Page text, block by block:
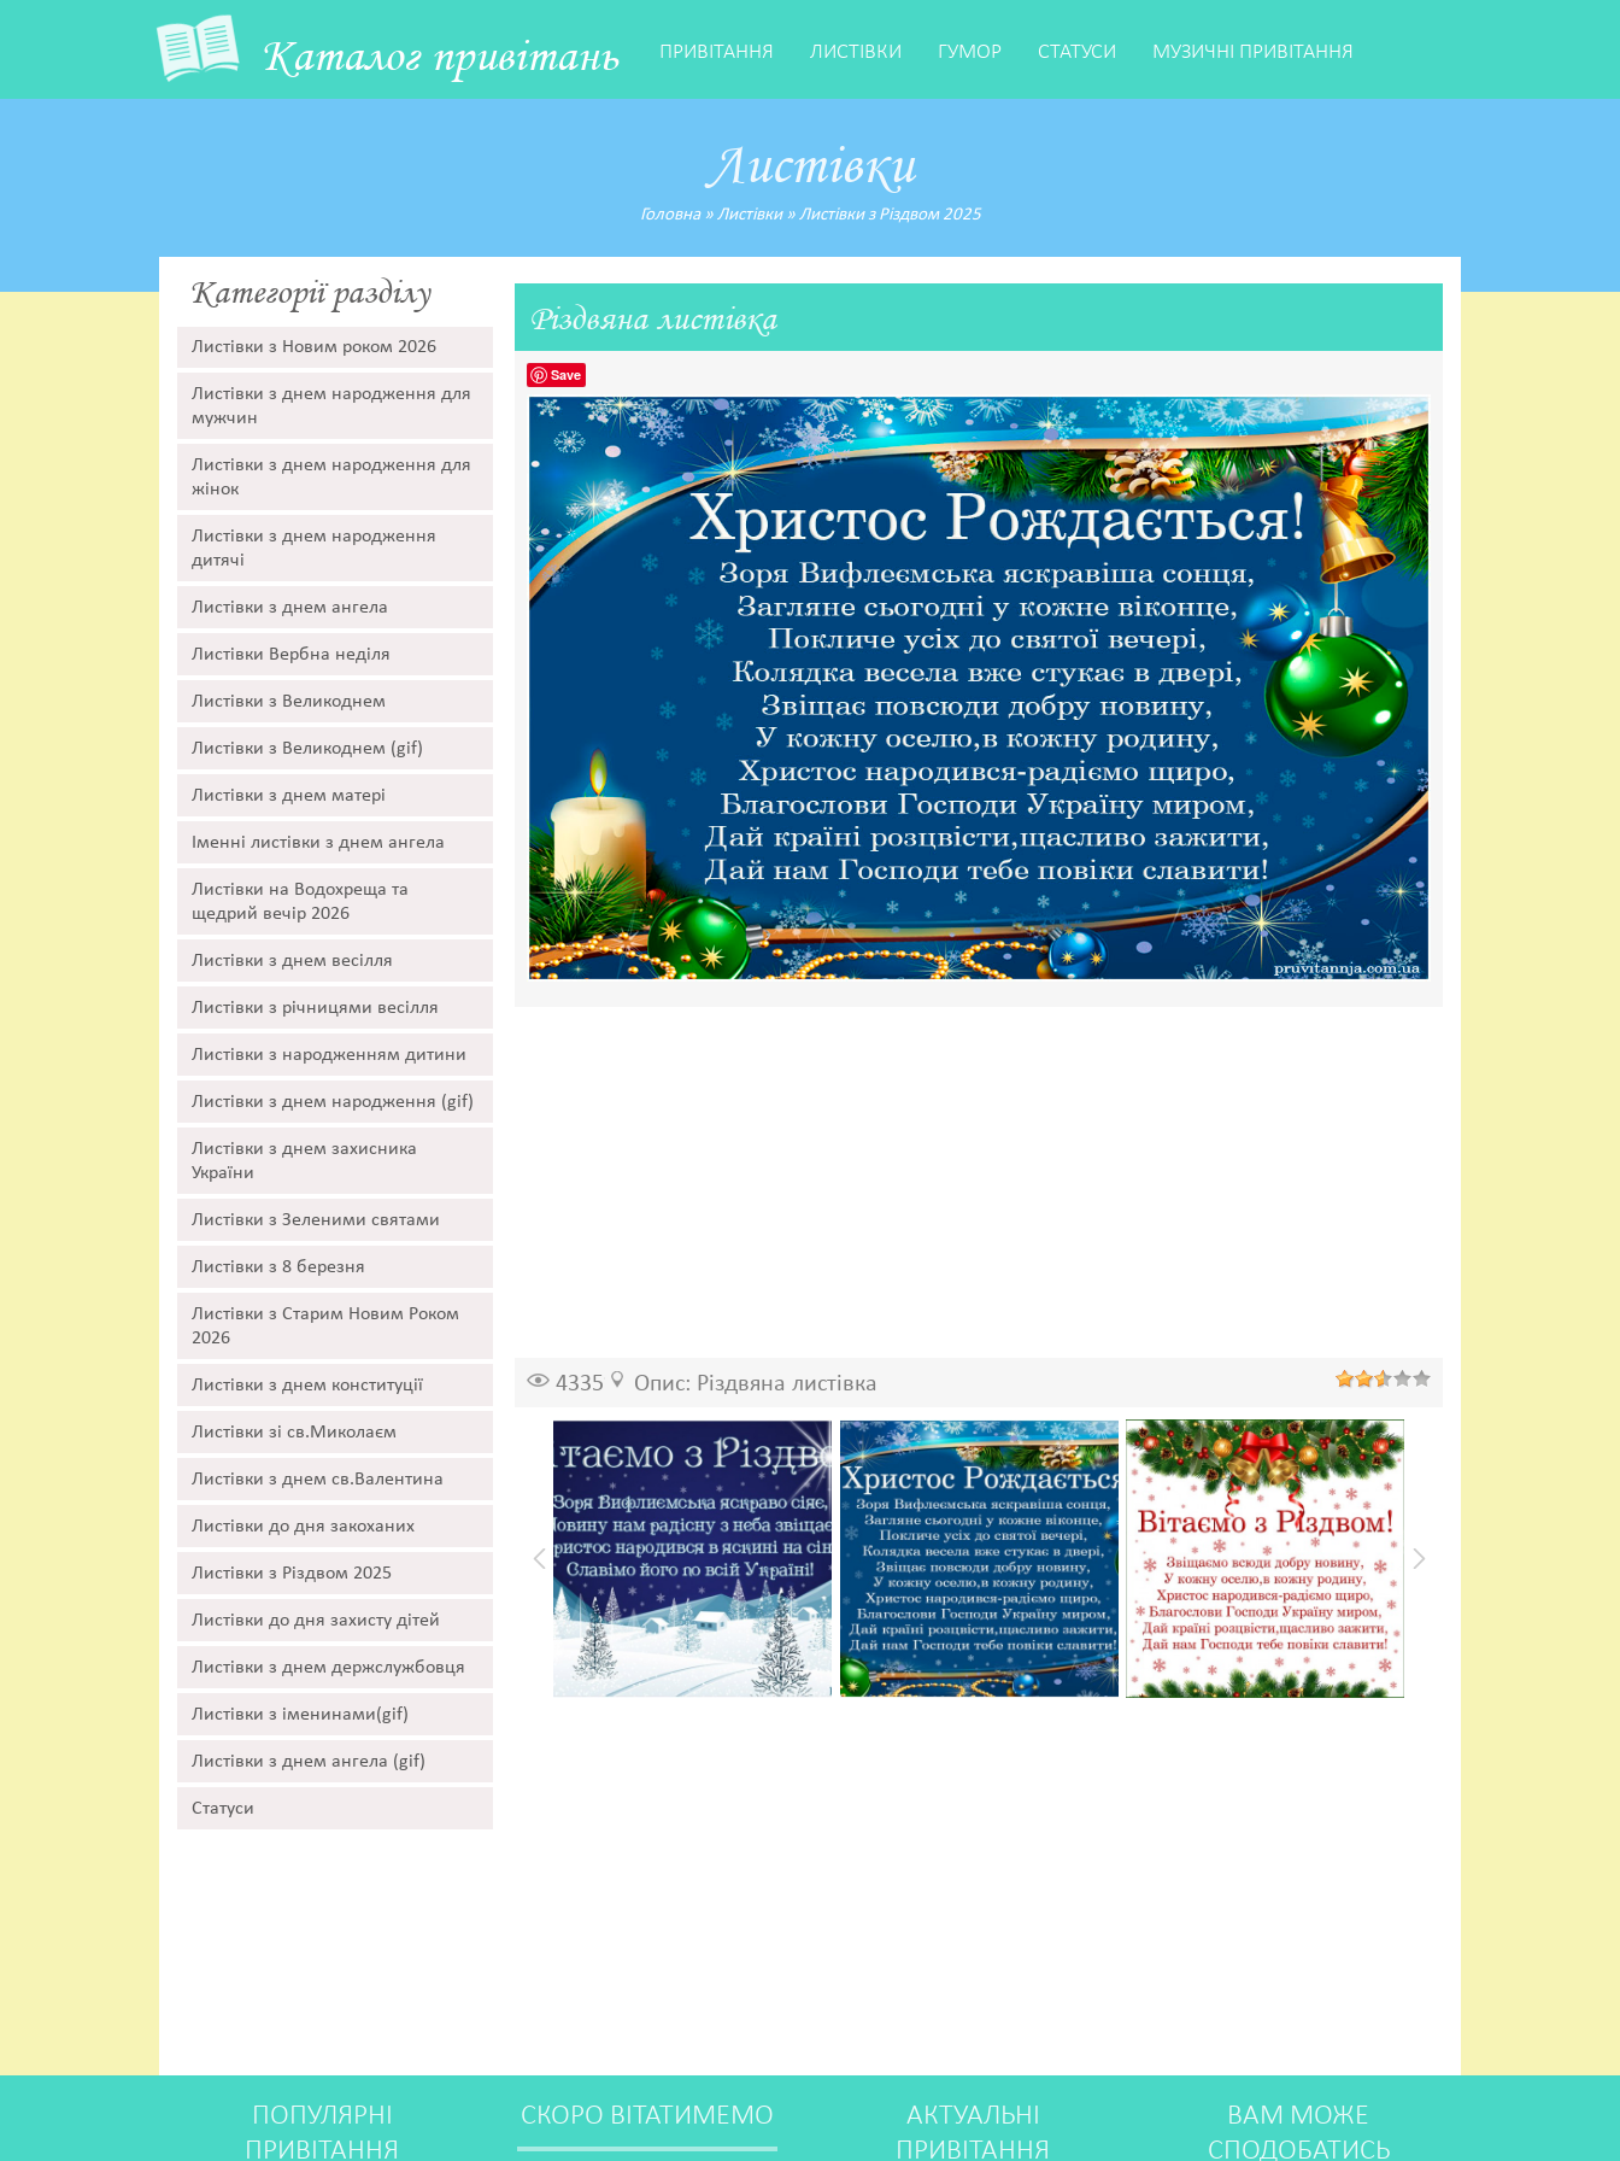
Каталог привітань ПРИВІТАННЯ ЛИСТІВКИ ГУМОР СТАТУСИ МУЗИЧНІ ПРИВІТАННЯ
Листівки
Головна» Листівки» Листівки з Різдвом 2025
Категорії разділу
Листівки з Новим роком 2026
Листівки з днем народження для
мужчин
Листівки з днем народження для
жінок
Листівки з днем народження
дитячі
Листівки з днем ангела
Листівки Вербна неділя
Листівки з Великоднем
Листівки з Великоднем (gif)
Листівки з днем матері
Іменні листівки з днем ангела
Листівки на Водохреща та
щедрий вечір 2026
Листівки з днем весілля
Листівки з річницями весілля
Листівки з народженням дитини
Листівки з днем народження (gif)
Листівки з днем захисника
України
Листівки з Зеленими святами
Листівки з 8 березня
Листівки з Старим Новим Роком
2026
Листівки з днем конституції
Листівки зі св.Миколаєм
Листівки з днем св.Валентина
Листівки до дня закоханих
Листівки з Різдвом 2025
Листівки до дня захисту дітей
Листівки з днем держслужбовця
Листівки з іменинами(gif)
Листівки з днем ангела (gif)
Статуси
Різдвяна листівка
Save
4335 Опис: Різдвяна листівка
ПОПУЛЯРНІ
ПРИВІТАННЯ
СКОРО ВІТАТИМЕМО
АКТУАЛЬНІ
ПРИВІТАННЯ
ВАМ МОЖЕ
СПОДОБАТИСЬ